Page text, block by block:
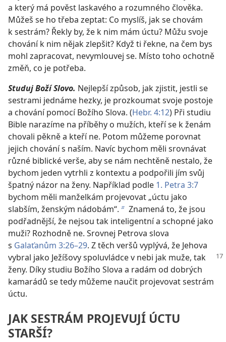
a který má pověst laskavého a rozumného člověka.
Můžeš se ho třeba zeptat: Co myslíš, jak se chovám
k sestrám? Řekly by, že k nim mám úctu? Můžu svoje
chování k nim nějak zlepšit? Když ti řekne, na čem bys
mohl zapracovat, nevymlouvej se. Místo toho ochotně
změň, co je potřeba.
Studuj Boží Slovo. Nejlepší způsob, jak zjistit, jestli se
sestrami jednáme hezky, je prozkoumat svoje postoje
a chování pomocí Božího Slova. (Hebr. 4:12) Při studiu
Bible narazíme na příběhy o mužích, kteří se k ženám
chovali pěkně a kteří ne. Potom můžeme porovnat
jejich chování s naším. Navíc bychom měli srovnávat
různé biblické verše, aby se nám nechtěně nestalo, že
bychom jeden vytrhli z kontextu a podpořili jím svůj
špatný názor na ženy. Například podle 1. Petra 3:7
bychom měli manželkám projevovat „úctu jako
slabším, ženským nádobám“. b Znamená to, že jsou
podřadnější, že nejsou tak inteligentní a schopné jako
muži? Rozhodně ne. Srovnej Petrova slova
s Galaťanům 3:26–29. Z těch veršů vyplývá, že Jehova
vybral jako Ježíšovy spoluvládcev nebi jak muže, tak
ženy. Díky studiu Božího Slova a radám od dobrých
kamarádů se tedy můžeme naučit projevovat sestrám
úctu.
JAK SESTRÁM PROJEVUJÍ ÚCTU
STARŠÍ?